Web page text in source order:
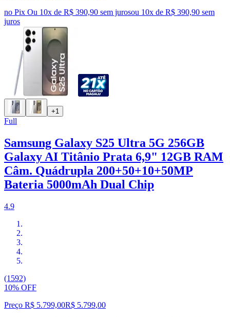
no Pix Ou 10x de R$ 390,90 sem jurosou 10x de R$ 390,90 sem
juros
+1
Full
Samsung Galaxy S25 Ultra 5G 256GB
Galaxy AI Titânio Prata 6,9" 12GB RAM
Câm. Quádrupla 200+50+10+50MP
Bateria 5000mAh Dual Chip
4.9
(1592)
10% OFF
Preço R$ 5.799,00R$ 5.799,00